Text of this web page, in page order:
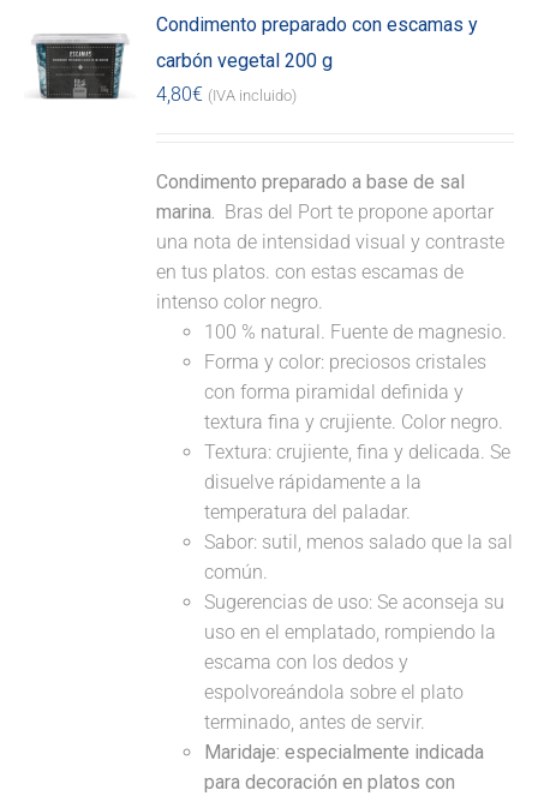
Condimento preparado con escamas y
carbón vegetal 200 g
4,80€ (IVA incluido)
Condimento preparado a base de sal
marina. Bras del Port te propone aportar
una nota de intensidad visual y contraste
en tus platos. con estas escamas de
intenso color negro.
100 % natural. Fuente de magnesio.
Forma y color: preciosos cristales
con forma piramidal definida y
textura fina y crujiente. Color negro.
Textura: crujiente, fina y delicada. Se
disuelve rápidamente a la
temperatura del paladar.
Sabor: sutil, menos salado que la sal
común.
Sugerencias de uso: Se aconseja su
uso en el emplatado, rompiendo la
escama con los dedos y
espolvoreándola sobre el plato
terminado, antes de servir.
Maridaje: especialmente indicada
para decoración en platos con